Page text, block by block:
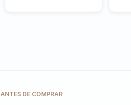
ANTES DE COMPRAR